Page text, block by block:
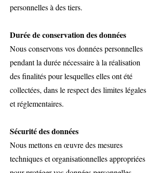
personnelles à des tiers.
Durée de conservation des données
Nous conservons vos données personnelles
pendant la durée nécessaire à la réalisation
des finalités pour lesquelles elles ont été
collectées, dans le respect des limites légales
et réglementaires.
Sécurité des données
Nous mettons en œuvre des mesures
techniques et organisationnelles appropriées